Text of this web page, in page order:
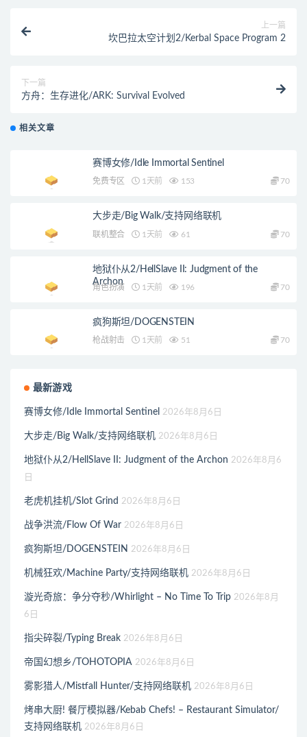
上一篇
坎巴拉太空计划2/Kerbal Space Program 2
下一篇
方舟：生存进化/ARK: Survival Evolved
相关文章
赛博女修/Idle Immortal Sentinel
免费专区 1天前 153 70
大步走/Big Walk/支持网络联机
联机整合 1天前 61 70
地狱仆从2/HellSlave II: Judgment of the
Archon
角色扮演 1天前 196 70
疯狗斯坦/DOGENSTEIN
枪战射击 1天前 51 70
最新游戏
赛博女修/Idle Immortal Sentinel 2026年8月6日
大步走/Big Walk/支持网络联机 2026年8月6日
地狱仆从2/HellSlave II: Judgment of the Archon 2026年8月6
日
老虎机挂机/Slot Grind 2026年8月6日
战争洪流/Flow Of War 2026年8月6日
疯狗斯坦/DOGENSTEIN 2026年8月6日
机械狂欢/Machine Party/支持网络联机 2026年8月6日
漩光奇旅：争分夺秒/Whirlight – No Time To Trip 2026年8月
6日
指尖碎裂/Typing Break 2026年8月6日
帝国幻想乡/TOHOTOPIA 2026年8月6日
雾影猎人/Mistfall Hunter/支持网络联机 2026年8月6日
烤串大厨! 餐厅模拟器/Kebab Chefs! – Restaurant Simulator/
支持网络联机 2026年8月6日